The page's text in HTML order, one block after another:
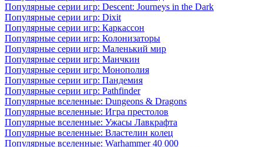
Популярные серии игр: Descent: Journeys in the Dark
Популярные серии игр: Dixit
Популярные серии игр: Каркассон
Популярные серии игр: Колонизаторы
Популярные серии игр: Маленький мир
Популярные серии игр: Манчкин
Популярные серии игр: Монополия
Популярные серии игр: Пандемия
Популярные серии игр: Pathfinder
Популярные вселенные: Dungeons & Dragons
Популярные вселенные: Игра престолов
Популярные вселенные: Ужасы Лавкрафта
Популярные вселенные: Властелин колец
Популярные вселенные: Warhammer 40 000